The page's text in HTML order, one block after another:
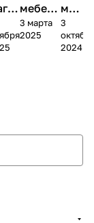
в
мебель
ного
салона
3 марта
2025
меб
ели
пер
3
2024